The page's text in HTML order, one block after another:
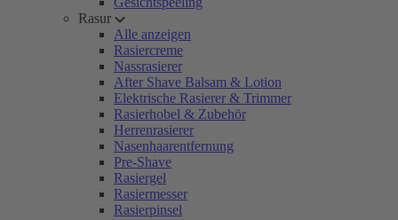
Rasur
Alle anzeigen
Rasiercreme
Nassrasierer
After Shave Balsam & Lotion
Elektrische Rasierer & Trimmer
Rasierhobel & Zubehör
Herrenrasierer
Nasenhaarentfernung
Pre-Shave
Rasiergel
Rasiermesser
Rasierpinsel